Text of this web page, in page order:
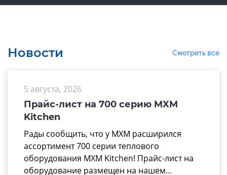
Новости Смотреть все
5 августа, 2026
Прайс-лист на 700 серию MXM
Kitchen
Рады сообщить, что у МХМ расширился
ассортимент 700 серии теплового
оборудования MXM Kitchen! Прайс-лист на
оборудование размещен на нашем